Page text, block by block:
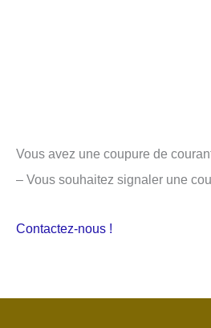
Vous avez une coupure de
– Vous souhaitez signaler une
Contactez-nous !